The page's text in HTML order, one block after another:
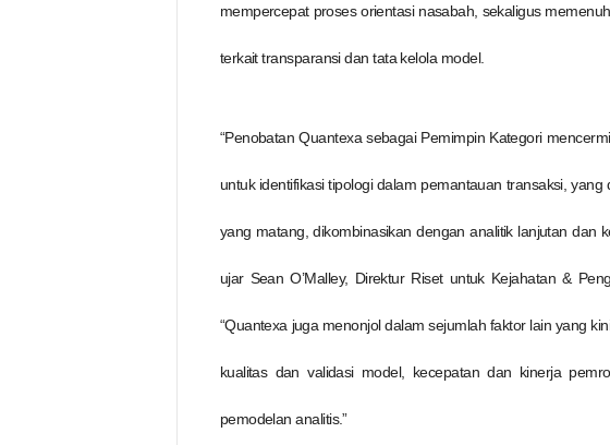
mempercepat proses orientasi nasabah, sekaligus
terkait transparansi dan tata kelola model.
“Penobatan Quantexa sebagai Pemimpin Kategori
untuk identifikasi tipologi dalam pemantauan transaksi,
yang matang, dikombinasikan dengan analitik lanjutan dan
ujar Sean O’Malley, Direktur Riset untuk Kejahatan &
“Quantexa juga menonjol dalam sejumlah faktor lain yang
kualitas dan validasi model, kecepatan dan kinerja
pemodelan analitis.”